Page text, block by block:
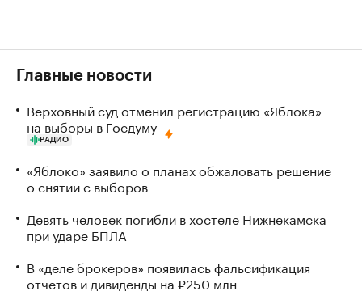
Главные новости
Верховный суд отменил регистрацию «Яблока»
на выборы в Госдуму
РАДИО
«Яблоко» заявило о планах обжаловать решение
о снятии с выборов
Девять человек погибли в хостеле Нижнекамска
при ударе БПЛА
В «деле брокеров» появилась фальсификация
отчетов и дивиденды на ₽250 млн